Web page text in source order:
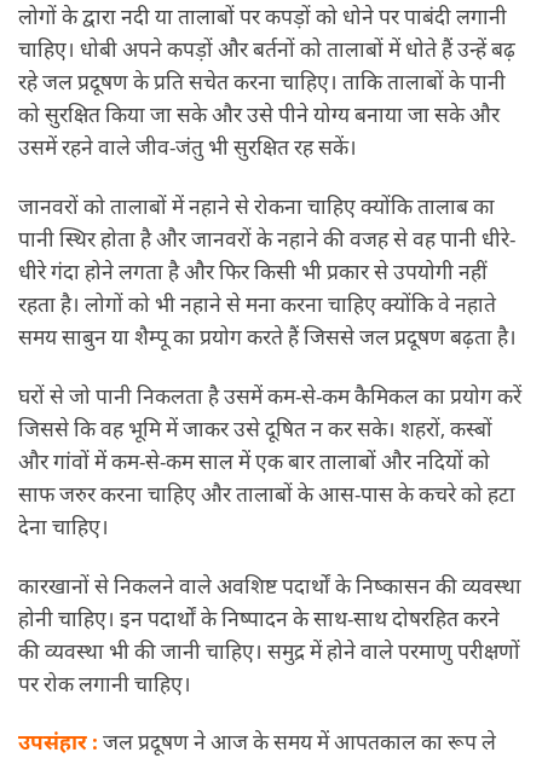
लोगों के द्वारा नदी या तालाबों पर कपड़ों को धोने पर पाबंदी लगानी
चाहिए। धोबी अपने कपड़ों और बर्तनों को तालाबों में धोते हैं उन्हें बढ़
रहे जल प्रदूषण के प्रति सचेत करना चाहिए। ताकि तालाबों के पानी
को सुरक्षित किया जा सके और उसे पीने योग्य बनाया जा सके और
उसमें रहने वाले जीव-जंतु भी सुरक्षित रह सकें।
जानवरों को तालाबों में नहाने से रोकना चाहिए क्योंकि तालाब का
पानी स्थिर होता है और जानवरों के नहाने की वजह से वह पानी धीरे-
धीरे गंदा होने लगता है और फिर किसी भी प्रकार से उपयोगी नहीं
रहता है। लोगों को भी नहाने से मना करना चाहिए क्योंकि वे नहाते
समय साबुन या शैम्पू का प्रयोग करते हैं जिससे जल प्रदूषण बढ़ता है।
घरों से जो पानी निकलता है उसमें कम-से-कम कैमिकल का प्रयोग करें
जिससे कि वह भूमि में जाकर उसे दूषित न कर सके। शहरों, कस्बों
और गांवों में कम-से-कम साल में एक बार तालाबों और नदियों को
साफ जरुर करना चाहिए और तालाबों के आस-पास के कचरे को हटा
देना चाहिए।
कारखानों से निकलने वाले अवशिष्ट पदार्थों के निष्कासन की व्यवस्था
होनी चाहिए। इन पदार्थों के निष्पादन के साथ-साथ दोषरहित करने
की व्यवस्था भी की जानी चाहिए। समुद्र में होने वाले परमाणु परीक्षणों
पर रोक लगानी चाहिए।
उपसंहार : जल प्रदूषण ने आज के समय में आपतकाल का रूप ले